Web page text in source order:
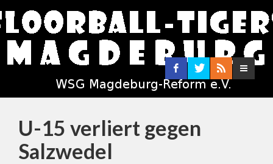
U-15 verliert gegen
Salzwedel